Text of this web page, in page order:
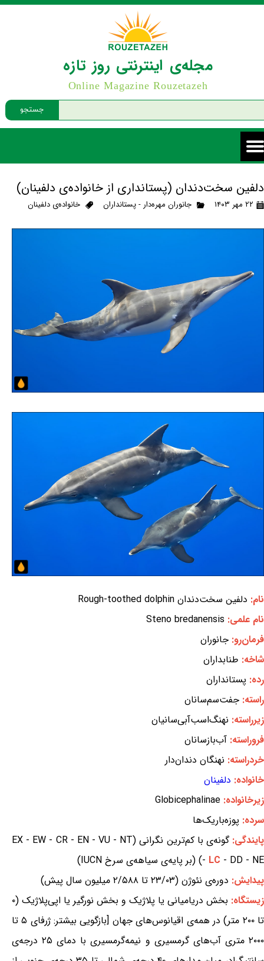
جستجو
مجله‌ی اینترنتی روز تازه
Online Magazine Rouzetazeh
دلفین سخت‌دندان (پستانداری از خانواده‌ی دلفینان)
۲۲ مهر ۱۴۰۳ جانوران مهره‌دار - پستانداران خانواده‌ی دلفینان
نام: دلفین سخت‌دندان Rough-toothed dolphin
نام علمی: Steno bredanensis
فرمان‌رو: جانوران
شاخه: طنابداران
رده: پستانداران
راسته: جفت‌سم‌سانان
زیرراسته: نهنگ‌اسب‌آبی‌سانیان
فروراسته: آب‌بازسانان
خردراسته: نهنگان دندان‌دار
خانواده: دلفینان
زیرخانواده: Globicephalinae
سرده: پوزه‌باریک‌ها
پایندگی:
گونه‌ی با کم‌ترین نگرانی (EX - EW - CR - EN - VU - NT
- LC - DD - NE) (بر پایه‌ی سیاهه‌ی سرخ IUCN)
پیدایش: دوره‌ی نئوژن (۲۳/۰۳ تا ۲/۵۸۸ میلیون سال پیش)
زیستگاه:
بخش دریامیانی یا پلاژیک و بخش نورگیر یا اپی‌پلاژیک (۰
تا ۲۰۰ متر) در همه‌ی اقیانوس‌های جهان [بازگویی بیشتر: ژرفای ۵ تا
۲۰۰۰ متری آب‌های گرمسیری و نیمه‌گرمسیری با دمای ۲۵ درجه‌ی